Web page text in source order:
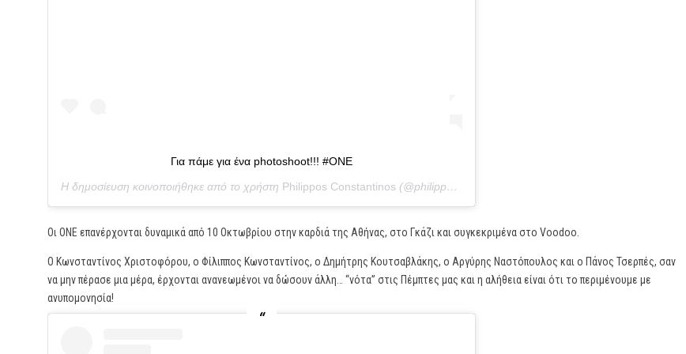
Για πάμε για ένα photoshoot!!! #ONE
Η δημοσίευση κοινοποιήθηκε από το χρήστη Philippos Constantinos (@philippos_constantinos) στις
Οι ONE επανέρχονται δυναμικά από 10 Οκτωβρίου στην καρδιά της Αθήνας, στο Γκάζι και συγκεκριμένα στο Voodoo.
Ο Κωνσταντίνος Χριστοφόρου, ο Φίλιππος Κωνσταντίνος, ο Δημήτρης Κουτσαβλάκης, ο Αργύρης Ναστόπουλος και ο Πάνος Τσερπές, σαν
να μην πέρασε μια μέρα, έρχονται ανανεωμένοι να δώσουν άλλη… “νότα” στις Πέμπτες μας και η αλήθεια είναι ότι το περιμένουμε με
ανυπομονησία!